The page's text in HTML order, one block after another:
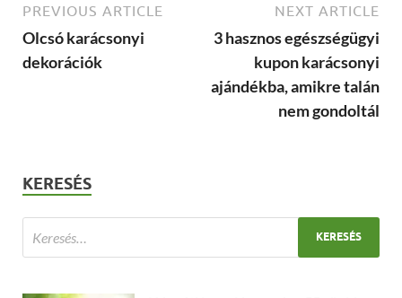
PREVIOUS ARTICLE
Olcsó karácsonyi
dekorációk
NEXT ARTICLE
3 hasznos egészségügyi
kupon karácsonyi
ajándékba, amikre talán
nem gondoltál
KERESÉS